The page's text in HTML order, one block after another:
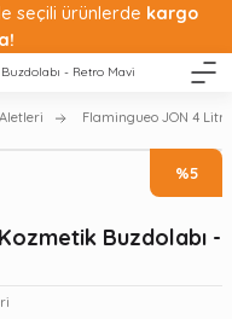
seçili ürünlerde kargo
Flamingueo JON 4
%5
Buzdolabı -